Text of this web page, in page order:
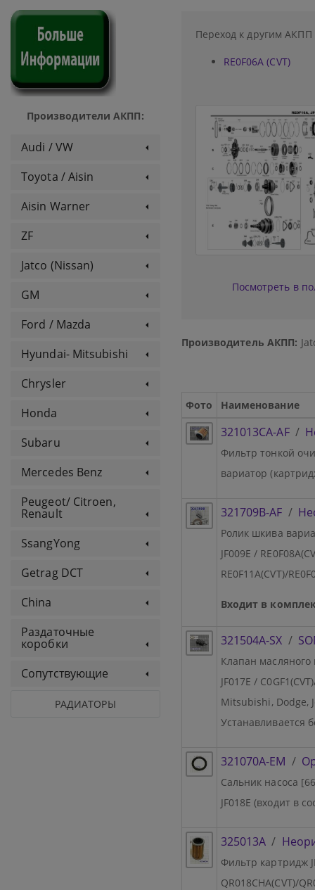
Производители АКПП:
Audi / VW
Toyota / Aisin
Aisin Warner
ZF
Jatco (Nissan)
GM
Ford / Mazda
Hyundai- Mitsubishi
Chrysler
Honda
Subaru
Mercedes Benz
Peugeot/ Citroen,
Renault
SsangYong
Getrag DCT
China
Раздаточные
коробки
Сопутствующие
РАДИАТОРЫ
Переход к другим
RE0F06A (CVT)
Посмотреть в
Производитель АКПП:
Фото Наименование
321013CA-AF /
Фильтр тонкой
вариатор
321709B-AF /
Ролик шкива
JF009E /
RE0F11A(CVT)/
Входит в
321504A-SX /
Клапан масляного
JF017E /
Mitsubishi, Dodge,
Устанавливается
321070A-EM /
Сальник насоса
JF018E (входит в
325013A /
Фильтр картридж
QR018CHA(CVT)/